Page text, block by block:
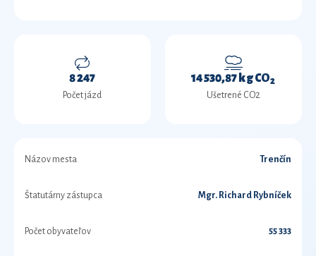
8 247
Počet jázd
14 530,87 kg CO2
Ušetrené CO2
Názov mesta Trenčín
Štatutárny zástupca Mgr. Richard Rybníček
Počet obyvateľov 55 333